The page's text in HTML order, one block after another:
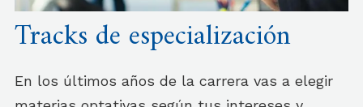
Tracks de especialización
En los últimos años de la carrera vas a elegir